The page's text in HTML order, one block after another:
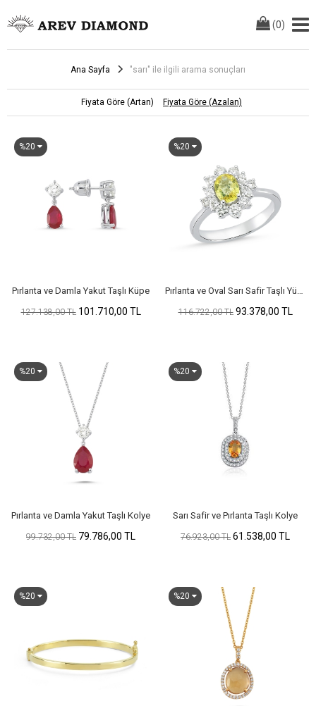
(0)
Ana Sayfa "sarı" ile ilgili arama sonuçları
Fiyata Göre (Artan) Fiyata Göre (Azalan)
%20
Pırlanta ve Damla Yakut Taşlı Küpe
127.138,00 TL 101.710,00 TL
%20
Pırlanta ve Oval Sarı Safir Taşlı Yüzük
116.722,00 TL 93.378,00 TL
%20
Pırlanta ve Damla Yakut Taşlı Kolye
99.732,00 TL 79.786,00 TL
%20
Sarı Safir ve Pırlanta Taşlı Kolye
76.923,00 TL 61.538,00 TL
%20 %20